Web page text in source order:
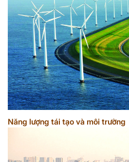
Năng lượng tái tạo và môi trường